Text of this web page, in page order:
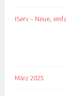
IServ – Neue,
März 2025